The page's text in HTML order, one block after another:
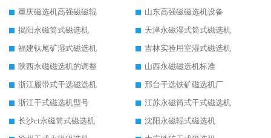
重庆磁选机高强磁磁辊
山东高强磁磁选机设备
揭阳永磁筒式磁选机
天津永磁湿式筒式磁选机
福建钛尾矿湿式磁选机
吉林实验用室湿式磁选机
陕西永磁磁选机的调整
山西永磁磁选机标准
浙江履带式干选磁选机
邢台干选铁矿磁选机厂
浙江干式磁选机型号
江苏永磁筒式干式磁选机
长沙ct永磁筒式磁选机
沈阳永磁辊式磁选机